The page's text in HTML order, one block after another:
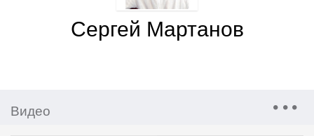
Сергей Мартанов
Видео